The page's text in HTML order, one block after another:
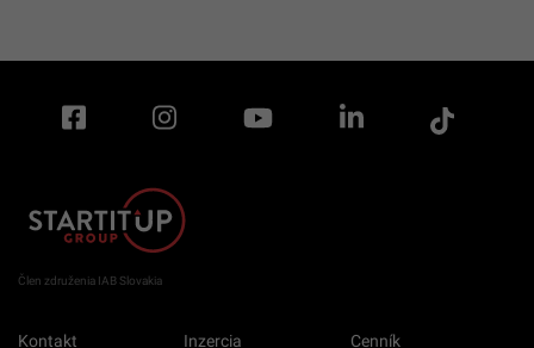
Člen združenia IAB Slovakia
Kontakt Inzercia Cenník